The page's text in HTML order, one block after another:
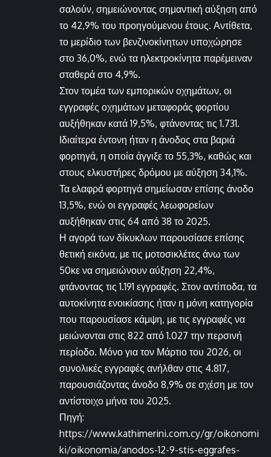
σαλούν, σημειώνοντας σημαντική αύξηση από
το 42,9% του προηγούμενου έτους. Αντίθετα,
το μερίδιο των βενζινοκίνητων υποχώρησε
στο 36,0%, ενώ τα ηλεκτροκίνητα παρέμειναν
σταθερά στο 4,9%.
Στον τομέα των εμπορικών οχημάτων, οι
εγγραφές οχημάτων μεταφοράς φορτίου
αυξήθηκαν κατά 19,5%, φτάνοντας τις 1.731.
Ιδιαίτερα έντονη ήταν η άνοδος στα βαριά
φορτηγά, η οποία άγγιξε το 55,3%, καθώς και
στους ελκυστήρες δρόμου με αύξηση 34,1%.
Τα ελαφρά φορτηγά σημείωσαν επίσης άνοδο
13,5%, ενώ οι εγγραφές λεωφορείων
αυξήθηκαν στις 64 από 38 το 2025.
Η αγορά των δίκυκλων παρουσίασε επίσης
θετική εικόνα, με τις μοτοσικλέτες άνω των
50κε να σημειώνουν αύξηση 22,4%,
φτάνοντας τις 1.191 εγγραφές. Στον αντίποδα, τα
αυτοκίνητα ενοικίασης ήταν η μόνη κατηγορία
που παρουσίασε κάμψη, με τις εγγραφές να
μειώνονται στις 822 από 1.027 την περσινή
περίοδο. Μόνο για τον Μάρτιο του 2026, οι
συνολικές εγγραφές ανήλθαν στις 4.817,
παρουσιάζοντας άνοδο 8,9% σε σχέση με τον
αντίστοιχο μήνα του 2025.
Πηγή:
https://www.kathimerini.com.cy/gr/oikonomi
ki/oikonomia/anodos-12-9-stis-eggrafes-